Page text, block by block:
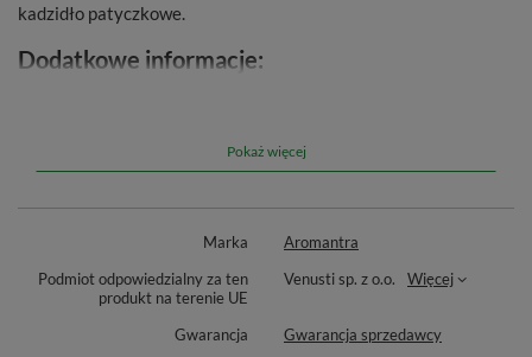
kadzidło patyczkowe.
Dodatkowe informacje:
Pokaż więcej
Marka
Aromantra
Podmiot odpowiedzialny za ten
produkt na terenie UE
Venusti sp. z o.o. Więcej
Gwarancja
Gwarancja sprzedawcy